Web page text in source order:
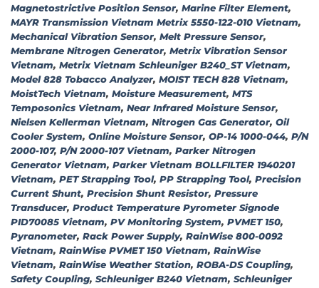
Magnetostrictive Position Sensor, Marine Filter Element,
MAYR Transmission Vietnam Metrix 5550-122-010 Vietnam,
Mechanical Vibration Sensor, Melt Pressure Sensor,
Membrane Nitrogen Generator, Metrix Vibration Sensor
Vietnam, Metrix Vietnam Schleuniger B240_ST Vietnam,
Model 828 Tobacco Analyzer, MOIST TECH 828 Vietnam,
MoistTech Vietnam, Moisture Measurement, MTS
Temposonics Vietnam, Near Infrared Moisture Sensor,
Nielsen Kellerman Vietnam, Nitrogen Gas Generator, Oil
Cooler System, Online Moisture Sensor, OP-14 1000-044, P/N
2000-107, P/N 2000-107 Vietnam, Parker Nitrogen
Generator Vietnam, Parker Vietnam BOLLFILTER 1940201
Vietnam, PET Strapping Tool, PP Strapping Tool, Precision
Current Shunt, Precision Shunt Resistor, Pressure
Transducer, Product Temperature Pyrometer Signode
PID70085 Vietnam, PV Monitoring System, PVMET 150,
Pyranometer, Rack Power Supply, RainWise 800-0092
Vietnam, RainWise PVMET 150 Vietnam, RainWise
Vietnam, RainWise Weather Station, ROBA-DS Coupling,
Safety Coupling, Schleuniger B240 Vietnam, Schleuniger